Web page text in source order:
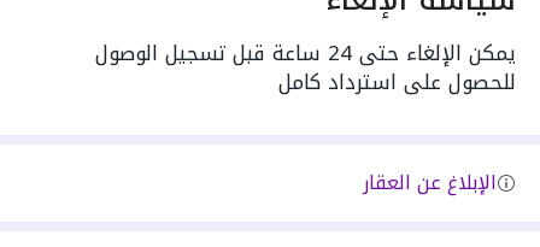
يمكن الإلغاء حتى 24 ساعة قبل تسجيل الوصول
للحصول على استرداد كامل
الإبلاغ عن العقار